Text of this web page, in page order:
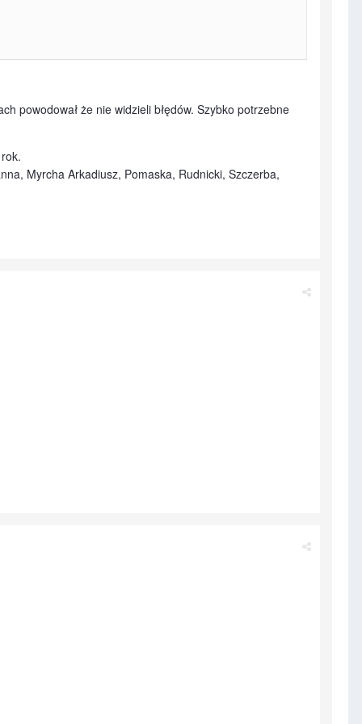
powodował że nie widzieli błędów. Szybko potrzebne
Myrcha Arkadiusz, Pomaska, Rudnicki, Szczerba,